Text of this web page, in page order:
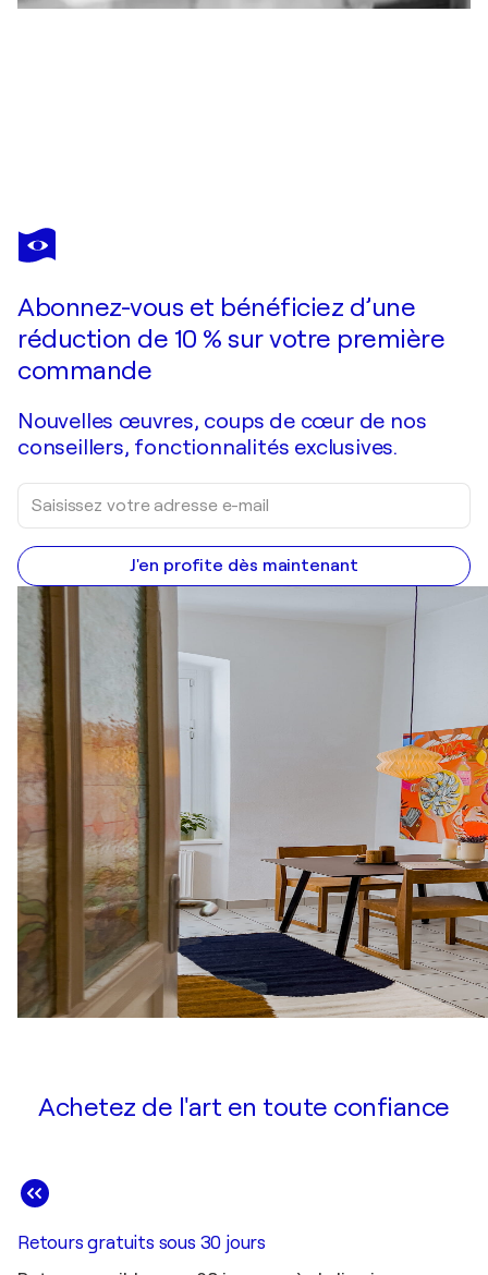
JAN PARK
Abundance
Abonnez-vous et bénéficiez d’une
réduction de 10 % sur votre première
commande
Nouvelles œuvres, coups de cœur de nos
conseillers, fonctionnalités exclusives.
J'en profite dès maintenant
Achetez de l'art en toute confiance
Retours gratuits sous 30 jours